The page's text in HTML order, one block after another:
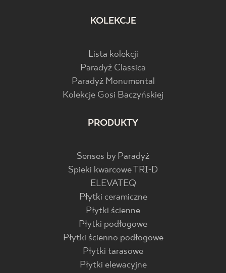
KOLEKCJE
Lista kolekcji
Paradyż Classica
Paradyż Monumental
Kolekcje Gosi Baczyńskiej
PRODUKTY
Senses by Paradyż
Spieki kwarcowe TRI-D
ELEVATEQ
Płytki ceramiczne
Płytki ścienne
Płytki podłogowe
Płytki ścienno podłogowe
Płytki tarasowe
Płytki elewacyjne